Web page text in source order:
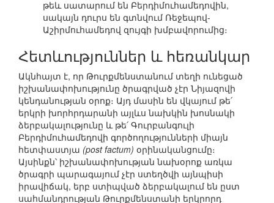
թեև սատարում են Բերդիմուհամեդովին,
սակայն դուրս են գտնվում Ռեջեպով-
Աշիրմուհամեդով զույգի խմբավորումից։
Հետևություններ և հեռանկար
Ակնհայտ է, որ Թուրքմենստանում տեղի ունեցած
իշխանափոխությունը ծրագրված չէր Նիյազովի
կենդանության օրոք։ Այդ մասին են վկայում թե՛
երկրի խորհրդարանի այլևս նախկին խոսնակի
ձերբակալությունը և թե՛ Գուրբանգուլի
Բերդիմուհամեդովի գործողությունների միայն
հետփաստյա (post factum) օրինականցումը։
Այսինքն՝ իշխանափոխության նախօրոք առկա
ծրագրի պարագայում չէր ստեղծվի այնպիսի
իրավիճակ, երբ ստիպված ձերբակալում են ըստ
սահմանդրության Թուրքմենստանի երկրորդ